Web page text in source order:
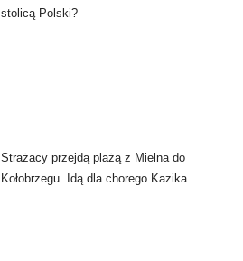
stolicą Polski?
Strażacy przejdą plażą z Mielna do
Kołobrzegu. Idą dla chorego Kazika